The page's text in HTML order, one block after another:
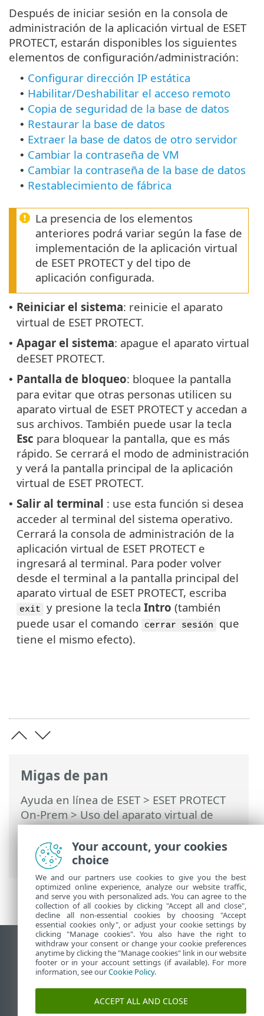
Migas de pan
Ayuda en línea de ESET> ESET PROTECT
On-Prem>Uso del aparato virtual de
ESET PROTECT> Consola de
administración del aparato virtual de
ESET PROTECT
Después de iniciar sesión en la consola de
administración de la aplicación virtual de ESET
PROTECT, estarán disponibles los siguientes
elementos de configuración/administración:
• Configurar dirección IP estática
• Habilitar/Deshabilitar el acceso remoto
• Copia de seguridad de la base de datos
• Restaurar la base de datos
• Extraer la base de datos de otro servidor
• Cambiar la contraseña de VM
• Cambiar la contraseña de la base de datos
• Restablecimiento de fábrica
La presencia de los elementos
anteriores podrá variar según la fase de
implementación de la aplicación virtual
de ESET PROTECT y del tipo de
aplicación configurada.
• Reiniciar el sistema: reinicie el aparato
virtual de ESET PROTECT.
• Apagar el sistema: apague el aparato virtual
deESET PROTECT.
• Pantalla de bloqueo: bloquee la pantalla
para evitar que otras personas utilicen su
aparato virtual de ESET PROTECT y accedan a
sus archivos. También puede usar la tecla
Esc para bloquear la pantalla, que es más
rápido. Se cerrará el modo de administración
y verá la pantalla principal de la aplicación
virtual de ESET PROTECT.
• Salir al terminal : use esta función si desea
acceder al terminal del sistema operativo.
Cerrará la consola de administración de la
aplicación virtual de ESET PROTECT e
ingresará al terminal. Para poder volver
desde el terminal a la pantalla principal del
aparato virtual de ESET PROTECT, escriba
exit y presione la tecla Intro (también
puede usar el comando
cerrar sesión
que
tiene el mismo efecto).
Ver sitio del escritorio
End of Life
Base de conocimiento de ESET
Foro de ESET
ESET Status Portal
Your account, your cookies
choice
We and our partners use cookies to give you the best
optimized online experience, analyze our website traffic,
and serve you with personalized ads. You can agree to the
collection of all cookies by clicking "Accept all and close",
decline all non-essential cookies by choosing "Accept
essential cookies only", or adjust your cookie settings by
clicking "Manage cookies". You also have the right to
withdraw your consent or change your cookie preferences
anytime by clicking the "Manage cookies" link in our website
footer or in your account settings (if available). For more
information, see ourCookie Policy.
ACCEPT ALL AND CLOSE